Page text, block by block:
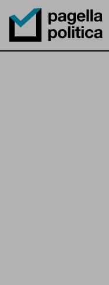
Pagella Politica Logo